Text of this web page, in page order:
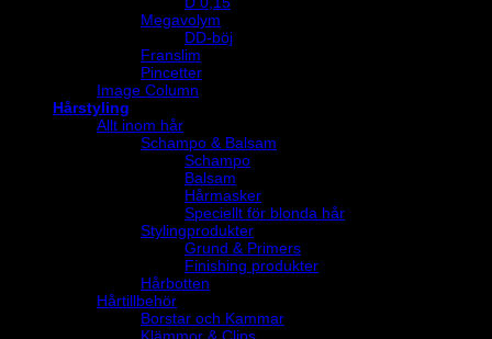
Megavolym
DD-böj
Franslim
Pincetter
Image Column
Hårstyling
Allt inom hår
Schampo & Balsam
Schampo
Balsam
Hårmasker
Speciellt för blonda hår
Stylingprodukter
Grund & Primers
Finishing produkter
Hårbotten
Hårtillbehör
Borstar och Kammar